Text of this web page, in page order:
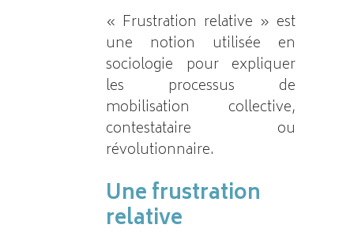
« Frustration relative » est
une notion utilisée en
sociologie pour expliquer
les processus de
mobilisation collective,
contestataire ou
révolutionnaire.
Une frustration
relative